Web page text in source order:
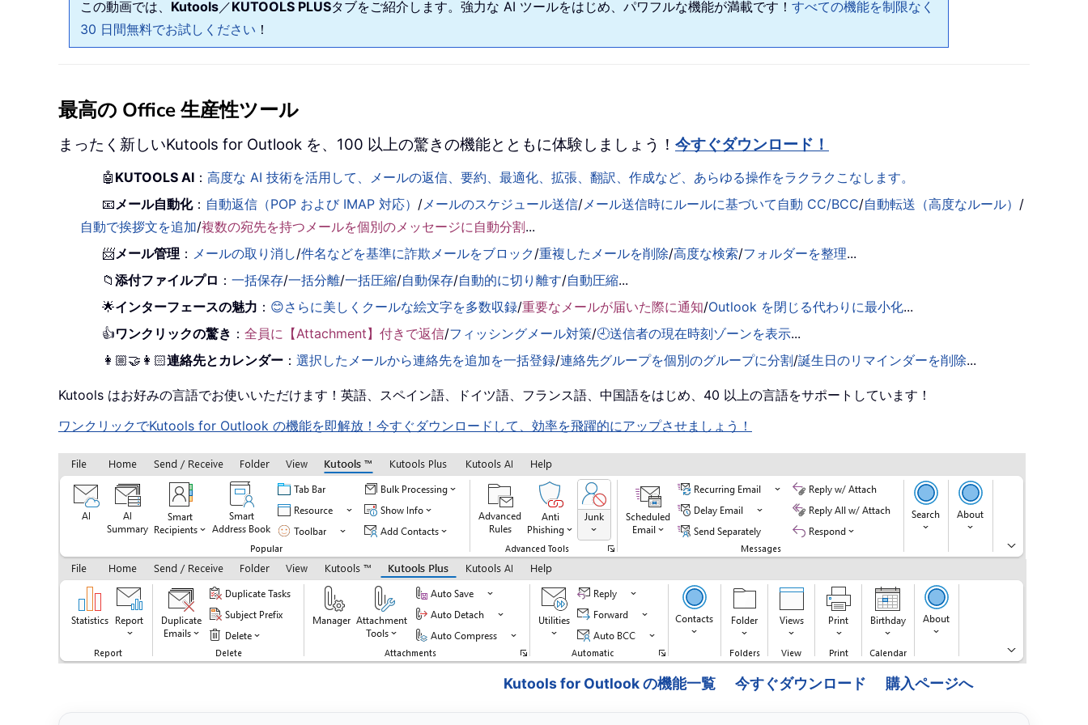
この動画では、 Kutools／KUTOOLS PLUSタブをご紹介します。強力な AI ツールをはじめ、パワフルな機能が満載です！ すべての機能を制限なく
30 日間無料でお試しください ！
最高の Office 生産性ツール
まったく新しいKutools for Outlook を、100 以上の驚きの機能とともに体験しましょう！ 今すぐダウンロード！
🤖 KUTOOLS AI ：高度な AI 技術を活用して、メールの返信、要約、最適化、拡張、翻訳、作成など、あらゆる操作をラクラクこなします。
📧メール自動化： 自動返信（POP および IMAP 対応） /メールのスケジュール送信/メール送信時にルールに基づいて自動 CC/BCC/自動転送（高度なルール） /
自動で挨拶文を追加/複数の宛先を持つメールを個別のメッセージに自動分割...
📨メール管理 ： メールの取り消し/件名などを基準に詐欺メールをブロック/重複したメールを削除/高度な検索/フォルダーを整理...
📁添付ファイルプロ ：一括保存/一括分離/一括圧縮/自動保存/自動的に切り離す/自動圧縮...
🌟インターフェースの魅力 ： 😊さらに美しくクールな絵文字を多数収録/重要なメールが届いた際に通知/Outlook を閉じる代わりに最小化...
👍ワンクリックの驚き ：全員に【Attachment】付きで返信/フィッシングメール対策/🕘送信者の現在時刻ゾーンを表示...
👩🏼‍🤝‍👩🏻連絡先とカレンダー ：選択したメールから連絡先を追加を一括登録/連絡先グループを個別のグループに分割/誕生日のリマインダーを削除...
Kutools はお好みの言語でお使いいただけます！英語、スペイン語、ドイツ語、フランス語、中国語をはじめ、40 以上の言語をサポートしています！
ワンクリックでKutools for Outlook の機能を即解放！今すぐダウンロードして、効率を飛躍的にアップさせましょう！
Kutools for Outlook の機能一覧 今すぐダウンロード 購入ページへ